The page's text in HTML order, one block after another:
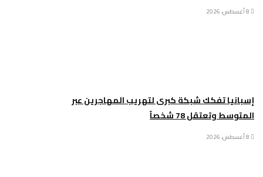
إسبانيا تفكك شبكة كبرى لتهريب المهاجرين عبر
المتوسط وتعتقل 78 شخصاً